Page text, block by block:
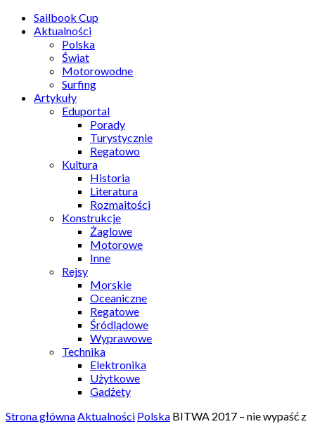
Sailbook Cup
Aktualności
Polska
Świat
Motorowodne
Surfing
Artykuły
Eduportal
Porady
Turystycznie
Regatowo
Kultura
Historia
Literatura
Rozmaitości
Konstrukcje
Żaglowe
Motorowe
Inne
Rejsy
Morskie
Oceaniczne
Regatowe
Śródlądowe
Wyprawowe
Technika
Elektronika
Użytkowe
Gadżety
Strona głównaAktualności Polska BITWA 2017 – nie wypaść z